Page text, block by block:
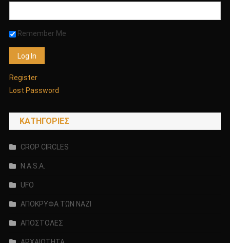
Remember Me
Register
Lost Password
KΑΤΗΓΟΡΊΕΣ
CROP CIRCLES
N.A.S.A.
UFO
ΑΠΟΚΡΥΦΑ ΤΩΝ ΝΑΖΙ
ΑΠΟΣΤΟΛΕΣ